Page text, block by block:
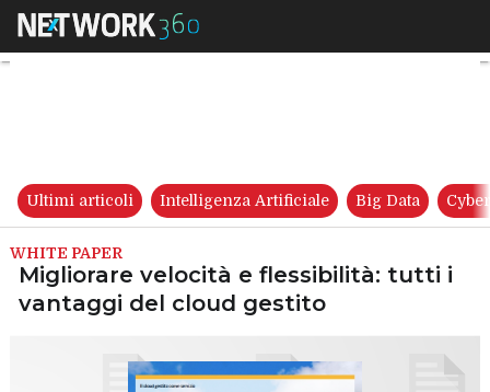
Migliorare velocità e
Ultimi articoli Intelligenza Artificiale Big Data
WHITE PAPER
Migliorare velocità e flessibilità: tutti i
vantaggi del cloud gestito